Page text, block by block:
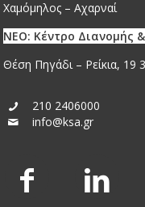
Χαμόμηλος – Αχαρναί
ΝΕΟ: Κέντρο Διανομής
Θέση Πηγάδι – Ρείκια,
210 2406000
info@ksa.gr